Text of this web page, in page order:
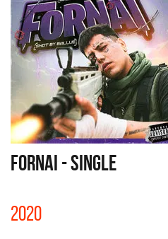
FORNAI - SINGLE
2020